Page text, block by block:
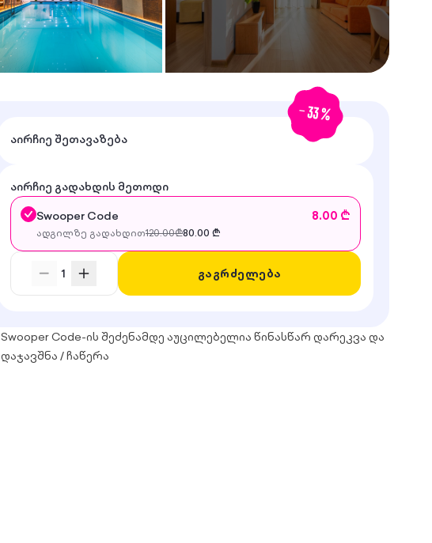
-33%
აირჩიე შეთავაზება
აირჩიე გადახდის მეთოდი
Swooper Code
8.00 ₾
ადგილზე გადახდით120.00₾80.00 ₾
1 გაგრძელება
Swooper Code-ის შეძენამდე აუცილებელია წინასწარ დარეკვა და
დაჯავშნა / ჩაწერა